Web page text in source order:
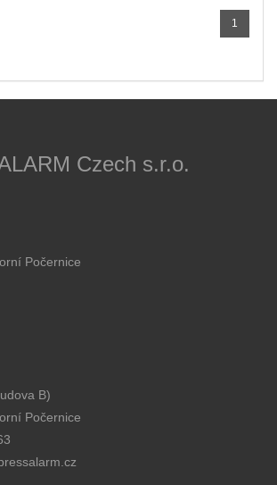
1
Czech s.r.o.
Počernice
B)
Počernice